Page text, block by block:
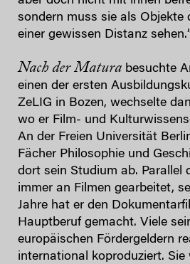
sondern muss sie als Objekte
einer gewissen Distanz
Nach der Matura besuchte
einen der ersten
ZeLIG in Bozen, wechselte
wo er Film- und
An der Freien Universität
Fächer Philosophie und
dort sein Studium ab. Parallel
immer an Filmen gearbeitet,
Jahre hat er den
Hauptberuf gemacht. Viele
europäischen Fördergeldern
international koproduziert. Sie